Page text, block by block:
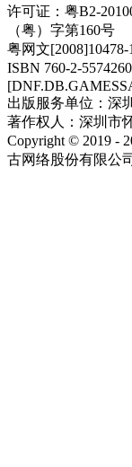
版本号：
许可证：粤B2-
（粤）字第160号
粤网文[2008]10478-
ISBN 760-2-
出版服务单位：深
著作权人：深圳市
Copyright © 2019 -